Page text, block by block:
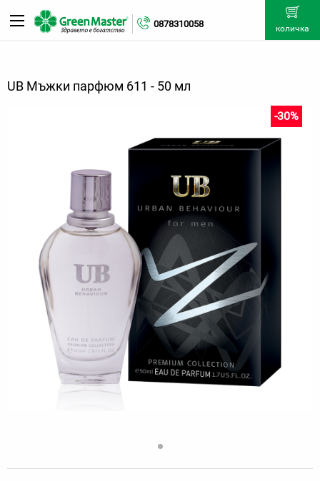
0878310058 количка
UB Мъжки парфюм 611 - 50 мл
-30%